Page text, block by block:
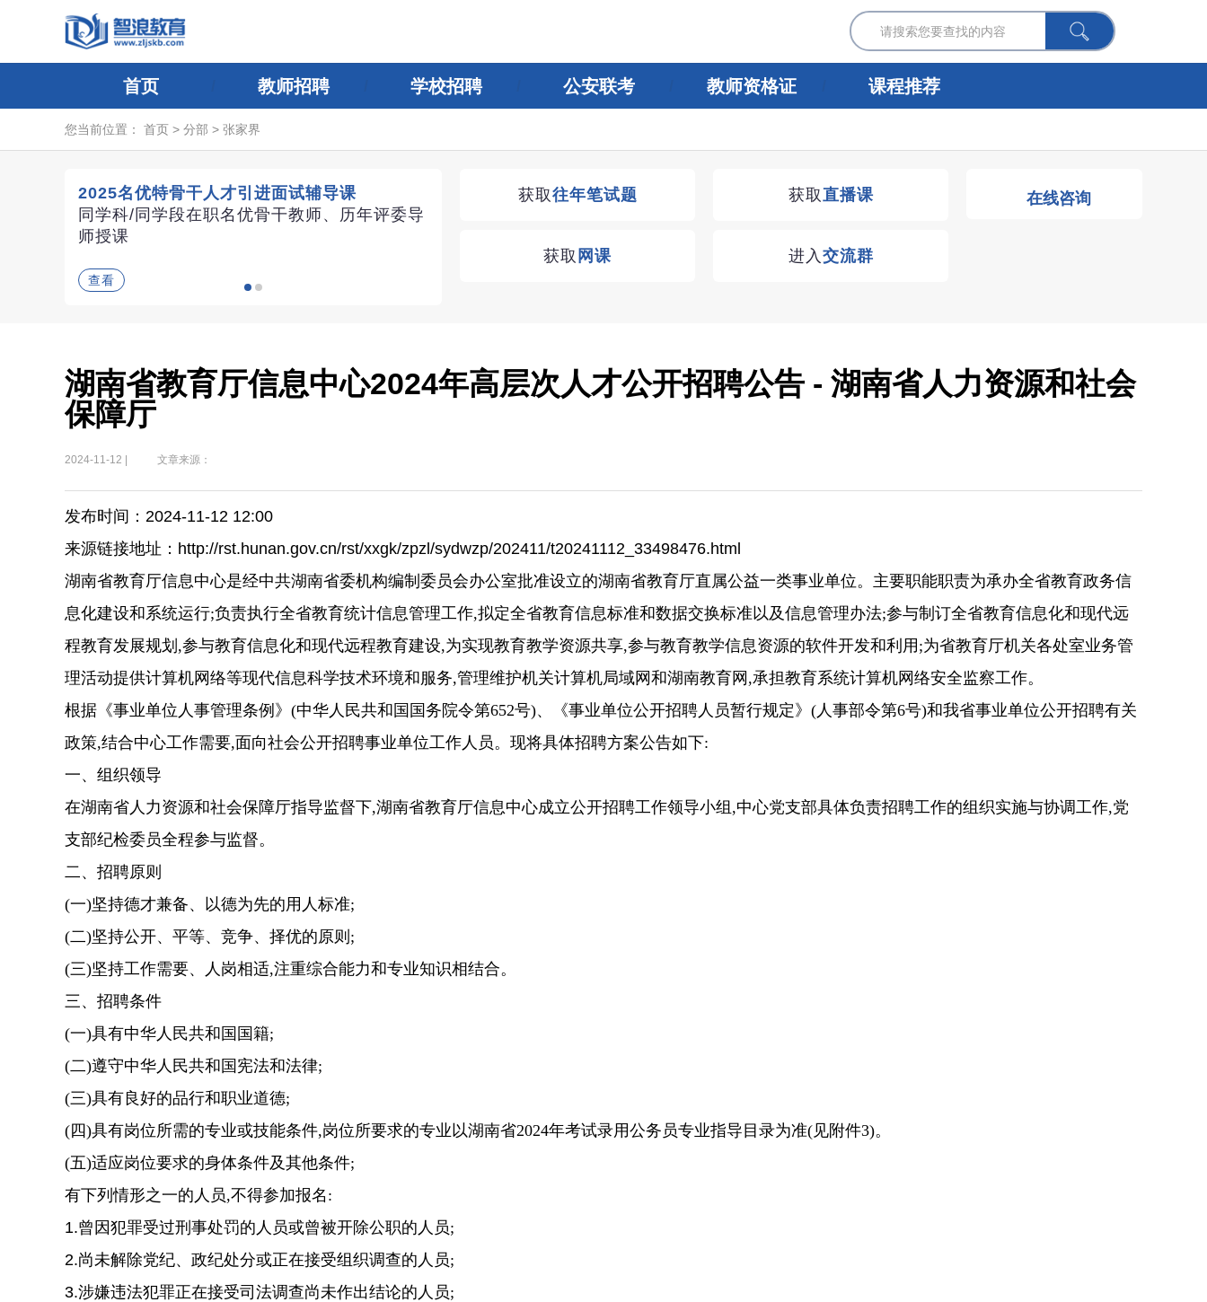
首页 教师招聘 学校招聘 公安联考 教师资格证 课程推荐
您当前位置： 首页 > 分部 > 张家界
2025名优特骨干人才引进面试辅导课
同学科/同学段在职名优骨干教师、历年评委导
师授课
查看
湖南教师招聘考试优学无忧VIP课程
获取往年笔试题 获取直播课
获取 网课 进入 交流群
在线咨询
湖南省教育厅信息中心2024年高层次人才公开招聘公告 - 湖南省人力资源和社会
保障厅
2024-11-12 | 文章来源：
发布时间：2024-11-12 12:00
来源链接地址：http://rst.hunan.gov.cn/rst/xxgk/zpzl/sydwzp/202411/t20241112_33498476.html
湖南省教育厅信息中心是经中共湖南省委机构编制委员会办公室批准设立的湖南省教育厅直属公益一类事业单位。主要职能职责为承办全省教育政务信
息化建设和系统运行;负责执行全省教育统计信息管理工作,拟定全省教育信息标准和数据交换标准以及信息管理办法;参与制订全省教育信息化和现代远
程教育发展规划,参与教育信息化和现代远程教育建设,为实现教育教学资源共享,参与教育教学信息资源的软件开发和利用 ;为省教育厅机关各处室业务管
理活动提供计算机网络等现代信息科学技术环境和服务,管理维护机关计算机局域网和湖南教育网,承担教育系统计算机网络安全监察工作。
根据《事业单位人事管理条例》 (中华人民共和国国务院令第652号)、《事业单位公开招聘人员暂行规定》(人事部令第6号)和我省事业单位公开招聘有关
政策,结合中心工作需要,面向社会公开招聘事业单位工作人员。 现将具体招聘方案公告如下:
一、组织领导
在湖南省人力资源和社会保障厅指导监督下,湖南省教育厅信息中心成立公开招聘工作领导小组,中心党支部具体负责招聘工作的组织实施与协调工作,党
支部纪检委员全程参与监督。
二、招聘原则
(一)坚持德才兼备、以德为先的用人标准;
(二)坚持公开、平等、竞争、择优的原则;
(三)坚持工作需要、人岗相适,注重综合能力和专业知识相结合。
三、招聘条件
(一)具有中华人民共和国国籍;
(二)遵守中华人民共和国宪法和法律;
(三)具有良好的品行和职业道德;
(四)具有岗位所需的专业或技能条件,岗位所要求的专业以湖南省2024年考试录用公务员专业指导目录为准(见附件3)。
(五)适应岗位要求的身体条件及其他条件;
有下列情形之一的人员,不得参加报名:
1.曾因犯罪受过刑事处罚的人员或曾被开除公职的人员;
2.尚未解除党纪、政纪处分或正在接受组织调查的人员;
3.涉嫌违法犯罪正在接受司法调查尚未作出结论的人员;